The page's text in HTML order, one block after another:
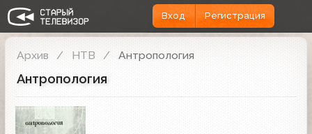
Вход Регистрация
Архив НТВ Антропология
Антропология